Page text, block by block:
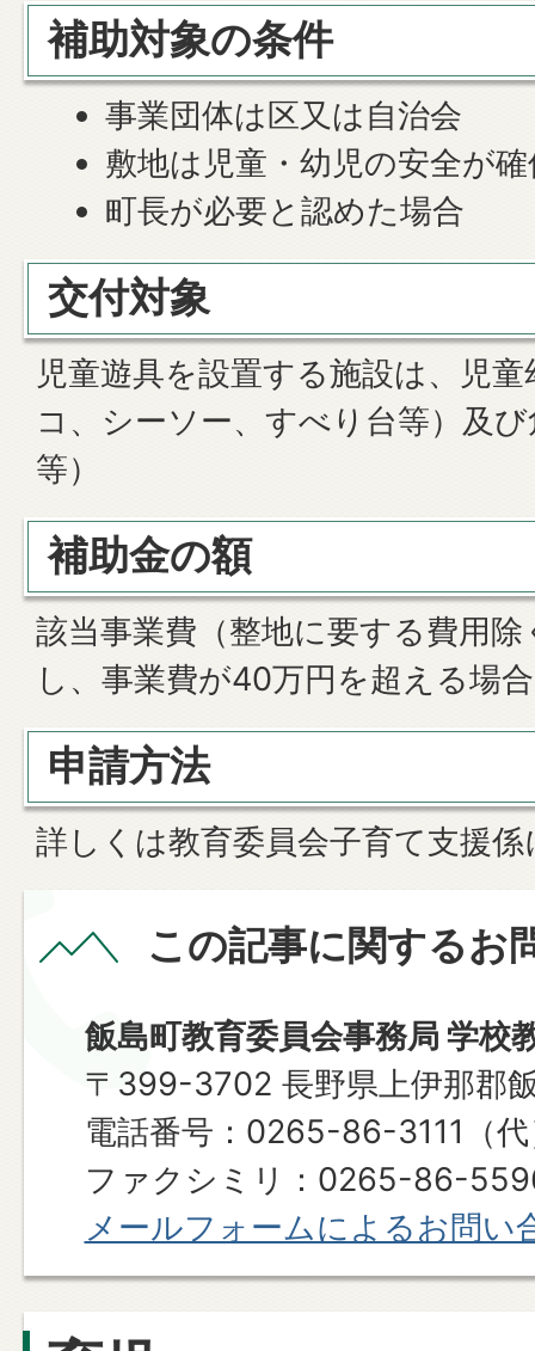
補助対象の条件
事業団体は区又は自治会
敷地は児童・幼児の安全が
町長が必要と認めた場合
交付対象
児童遊具を設置する施設は、児
コ、シーソー、すべり台等）及
等）
補助金の額
該当事業費（整地に要する費用
し、事業費が40万円を超える場
申請方法
詳しくは教育委員会子育て支援
この記事に関するお
飯島町教育委員会事務局 学校
〒399-3702 長野県上伊那郡
電話番号：0265-86-3111（代
ファクシミリ：0265-86-
メールフォームによるお問い